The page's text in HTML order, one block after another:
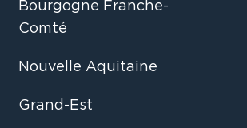
Bourgogne Franche-
Comté
Nouvelle Aquitaine
Grand-Est